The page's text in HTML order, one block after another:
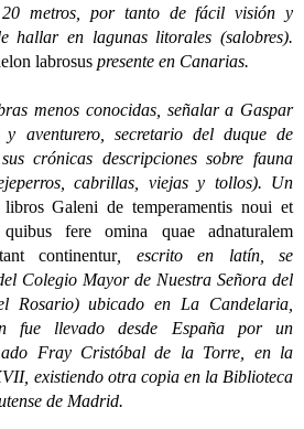
20 metros, por tanto de fácil visión y
hallar en lagunas litorales (salobres).
labrosus presente en Canarias.
conocidas, señalar a Gaspar
aventurero, secretario del duque de
crónicas descripciones sobre fauna
cabrillas, viejas y tollos). Un
Galeni de temperamentis noui et
fere omina quae adnaturalem
continentur, escrito en latín, se
Colegio Mayor de Nuestra Señora del
Rosario) ubicado en La Candelaria,
fue llevado desde España por un
Fray Cristóbal de la Torre, en la
existiendo otra copia en la Biblioteca
de Madrid.